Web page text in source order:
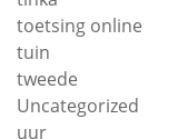
toetsing online
tuin
tweede
Uncategorized
uur